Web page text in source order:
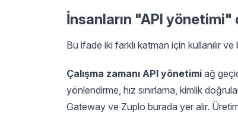
İnsanların "API
Bu ifade iki farklı katman için kullanılır
Çalışma zamanı API yönetimi ağ
yönlendirme, hız sınırlama, kimlik
Gateway ve Zuplo burada yer alır.